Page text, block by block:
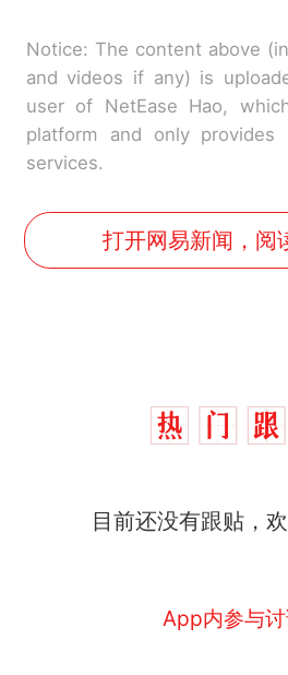
Notice: The content above
and videos if any) is
user of NetEase Hao,
platform and only provides
services.
打开网易新闻，阅
目前还没有跟贴，
App内参与
全部作废，公
新
全球唯一
线一圈，还
的抢着买
视频丨只要
母瘫痪 轰-